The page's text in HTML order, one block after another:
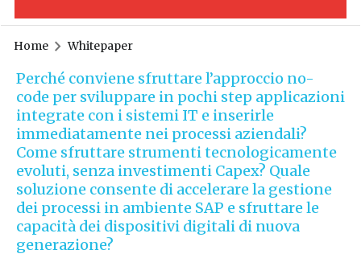
Home Whitepaper
Perché conviene sfruttare l’approccio no-
code per sviluppare in pochi step applicazioni
integrate con i sistemi IT e inserirle
immediatamente nei processi aziendali?
Come sfruttare strumenti tecnologicamente
evoluti, senza investimenti Capex? Quale
soluzione consente di accelerare la gestione
dei processi in ambiente SAP e sfruttare le
capacità dei dispositivi digitali di nuova
generazione?